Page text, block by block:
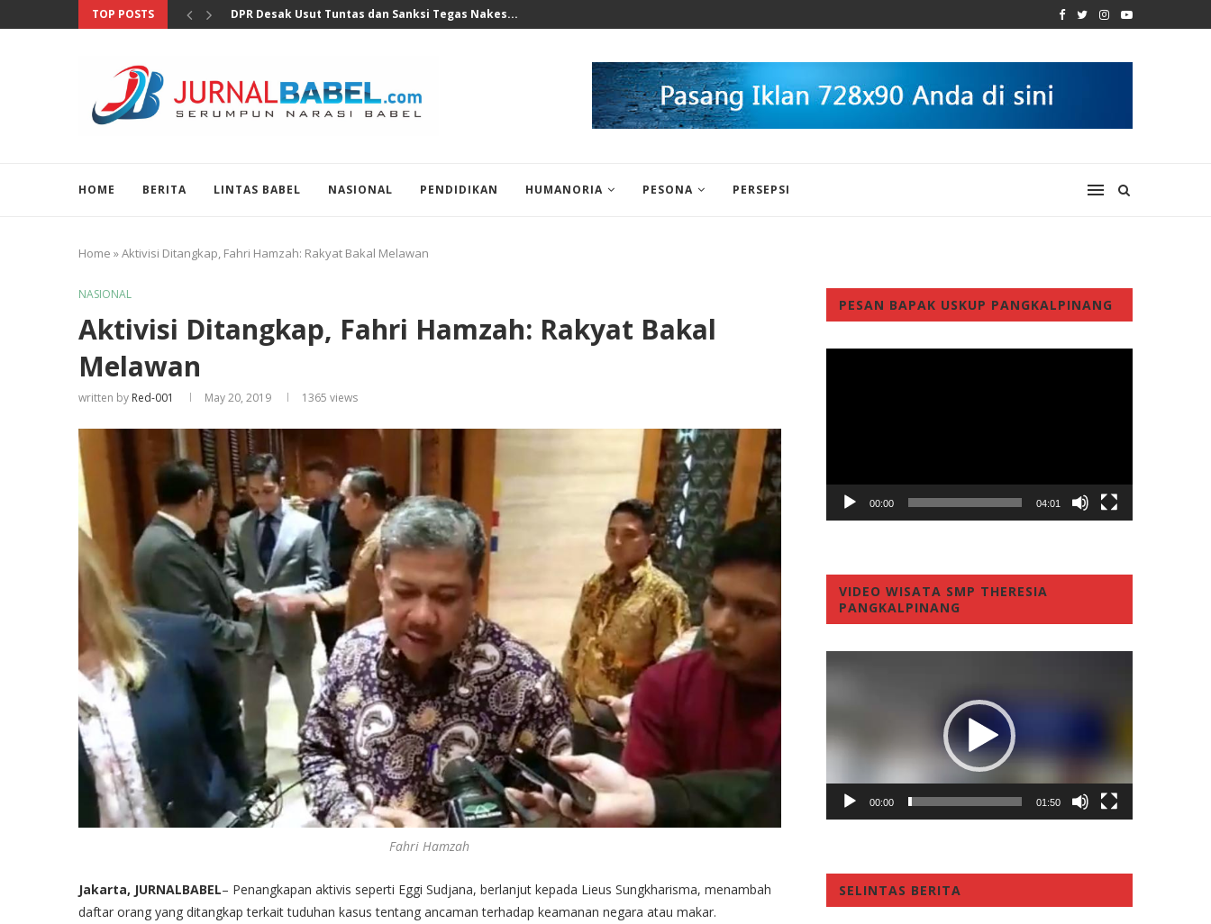
TOP POSTS Pertumbuhan Ekonomi Perlu Diperkuat Mesin Baru, Tidak Bisa...
HOME BERITA LINTAS BABEL NASIONAL PENDIDIKAN HUMANORIA PESONA PERSEPSI
Home »Aktivisi Ditangkap, Fahri Hamzah: Rakyat Bakal Melawan
NASIONAL
Aktivisi Ditangkap, Fahri Hamzah: Rakyat Bakal
Melawan
written by Red-001 May 20, 2019 1365 views
Fahri Hamzah
Jakarta, JURNALBABEL– Penangkapan aktivis seperti Eggi Sudjana, berlanjut kepada Lieus Sungkharisma, menambah
daftar orang yang ditangkap terkait tuduhan kasus tentang ancaman terhadap keamanan negara atau makar.
PESAN BAPAK USKUP PANGKALPINANG
00:00 04:01
VIDEO WISATA SMP THERESIA
PANGKALPINANG
00:00 01:50
SELINTAS BERITA